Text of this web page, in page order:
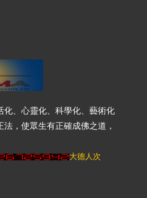
化、心靈化、科學化、藝術化
，使眾生有正確成佛之道，
大德人次